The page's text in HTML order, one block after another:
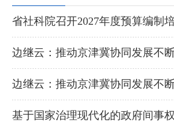
省社科院召开2027年度预算编制
边继云：推动京津冀协同发展不
边继云：推动京津冀协同发展不
基于国家治理现代化的政府间事